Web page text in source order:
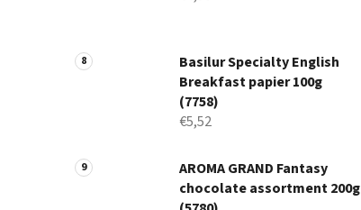
Basilur Specialty English
Breakfast papier 100g
(7758)
€5,52
AROMA GRAND Fantasy
chocolate assortment 200g